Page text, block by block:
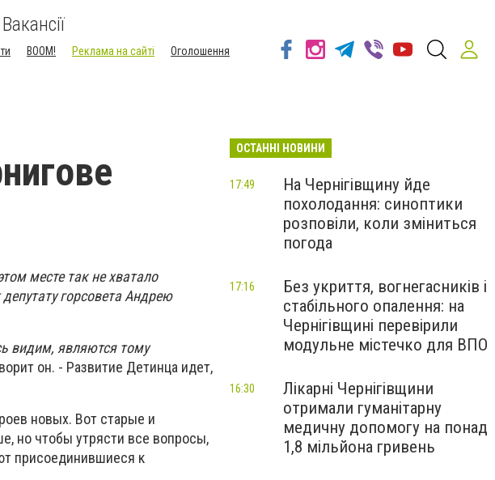
Вакансії
BOOM! Реклама на сайті
Оголошення
месте так не хватало
горсовета Андрею
видим, являются тому
он. - Развитие Детинца идет,
новых. Вот старые и
но чтобы утрясти все вопросы,
присоединившиеся к
ОСТАННІ НОВИНИ
На Чернігівщину йде
похолодання: синоптики
розповіли, коли зміниться
погода
17:49
Без укриття, вогнегасників і
стабільного опалення: на
Чернігівщині перевірили
модульне містечко для ВПО
17:16
Лікарні Чернігівщини
отримали гуманітарну
медичну допомогу на понад
1,8 мільйона гривень
16:30